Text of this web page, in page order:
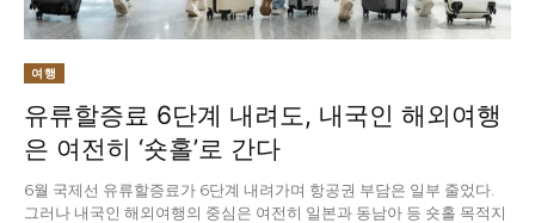
여행
유류할증료 6단계 내려도, 내국인 해외여행
은 여전히 ‘숏홀’로 간다
6월 국제선 유류할증료가 6단계 내려가며 항공권 부담은 일부 줄었다.
그러나 내국인 해외여행의 중심은 여전히 일본과 동남아 등 숏홀 목적지